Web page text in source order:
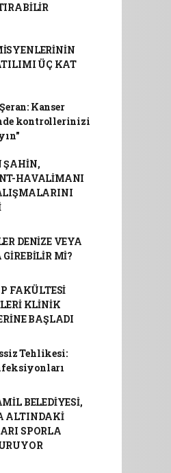
ÜÇ KAT
Kanser
kontrollerinizi
ŞAHİN,
HAVALİMANI
DENİZE VEYA
Mİ?
FAKÜLTESİ
KLİNİK
BAŞLADI
Tehlikesi:
BELEDİYESİ,
ALTINDAKİ
SPORLA